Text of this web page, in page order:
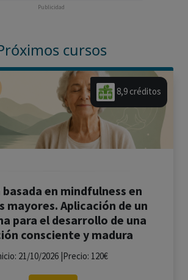
Publicidad
cursos
8,9 créditos
basada en mindfulness en
mayores. Aplicación de un
para el desarrollo de una
consciente y madura
21/10/2026 |Precio: 120€